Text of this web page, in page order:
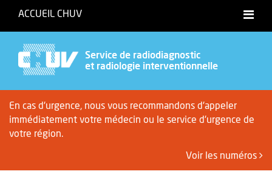
ACCUEIL CHUV
Service de radiodiagnostic
et radiologie interventionnelle
En cas d'urgence, nous vous recommandons d'appeler
immédiatement votre médecin ou le service d'urgence de
votre région.
Voir les numéros